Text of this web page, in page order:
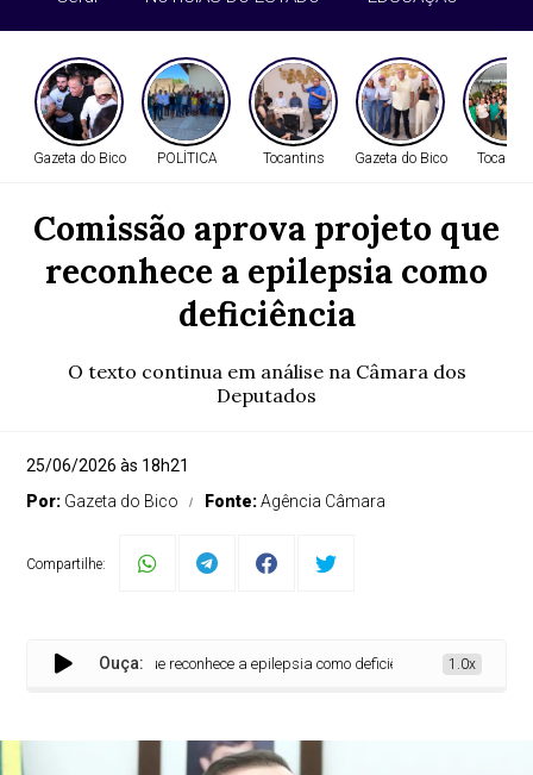
Gazeta do Bico POLÍTICA Tocantins Gazeta do Bico
Comissão aprova projeto que
reconhece a epilepsia como
deficiência
O texto continua em análise na Câmara dos
Deputados
25/06/2026 às 18h21
Por: Gazeta do Bico Fonte:Agência Câmara
Compartilhe:
Ouça:
aprova projeto que reconhece a epilepsia como deficiência 1.0x